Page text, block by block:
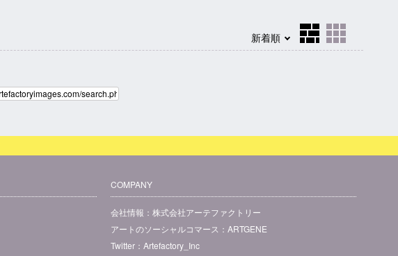
COMPANY
会社情報： 株式会社アーテファクトリー
アートのソーシャルコマース： ARTGENE
Twitter： Artefactory_Inc